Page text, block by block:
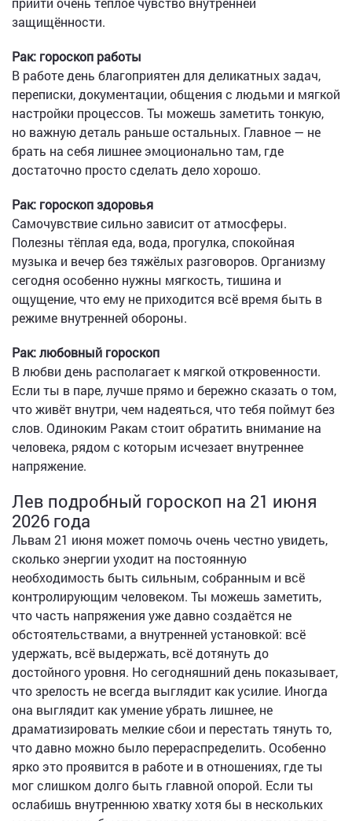
защищённости.
Рак: гороскоп работы
В работе день благоприятен для деликатных задач,
переписки, документации, общения с людьми и мягкой
настройки процессов. Ты можешь заметить тонкую,
но важную деталь раньше остальных. Главное — не
брать на себя лишнее эмоционально там, где
достаточно просто сделать дело хорошо.
Рак: гороскоп здоровья
Самочувствие сильно зависит от атмосферы.
Полезны тёплая еда, вода, прогулка, спокойная
музыка и вечер без тяжёлых разговоров. Организму
сегодня особенно нужны мягкость, тишина и
ощущение, что ему не приходится всё время быть в
режиме внутренней обороны.
Рак: любовный гороскоп
В любви день располагает к мягкой откровенности.
Если ты в паре, лучше прямо и бережно сказать о том,
что живёт внутри, чем надеяться, что тебя поймут без
слов. Одиноким Ракам стоит обратить внимание на
человека, рядом с которым исчезает внутреннее
напряжение.
Лев подробный гороскоп на 21 июня
2026 года
Львам 21 июня может помочь очень честно увидеть,
сколько энергии уходит на постоянную
необходимость быть сильным, собранным и всё
контролирующим человеком. Ты можешь заметить,
что часть напряжения уже давно создаётся не
обстоятельствами, а внутренней установкой: всё
удержать, всё выдержать, всё дотянуть до
достойного уровня. Но сегодняшний день показывает,
что зрелость не всегда выглядит как усилие. Иногда
она выглядит как умение убрать лишнее, не
драматизировать мелкие сбои и перестать тянуть то,
что давно можно было перераспределить. Особенно
ярко это проявится в работе и в отношениях, где ты
мог слишком долго быть главной опорой. Если ты
ослабишь внутреннюю хватку хотя бы в нескольких